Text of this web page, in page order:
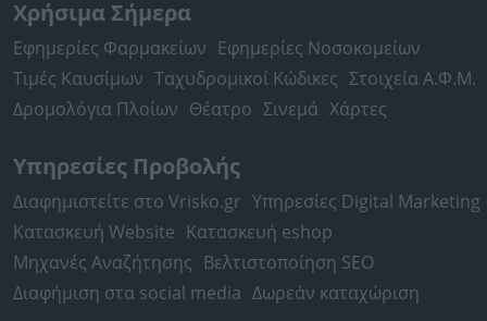
Χρήσιμα Σήμερα
Εφημερίες Φαρμακείων Εφημερίες Νοσοκομείων
Τιμές Καυσίμων Ταχυδρομικοί Κώδικες Στοιχεία Α.Φ.Μ.
Δρομολόγια Πλοίων Θέατρο Σινεμά Χάρτες
Υπηρεσίες Προβολής
Διαφημιστείτε στο Vrisko.gr Υπηρεσίες Digital Marketing
Κατασκευή Website Κατασκευή eshop
Μηχανές Αναζήτησης Βελτιστοποίηση SEO
Διαφήμιση στα social media Δωρεάν καταχώριση